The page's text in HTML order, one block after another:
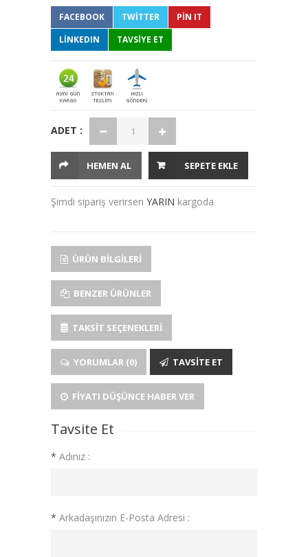
FACEBOOK TWITTER
PIN IT
LINKEDIN
TAVSİYE ET
ADET :
HEMEN AL SEPETE EKLE
Şimdi sipariş verirsen YARIN kargoda
ÜRÜN BILGILERI
BENZER ÜRÜNLER
TAKSIT SEÇENEKLERI
YORUMLAR (0) TAVSITE ET
FIYATI DÜŞÜNCE HABER VER
Tavsite Et
* Adınız :
* Arkadaşınızın E-Posta Adresi :